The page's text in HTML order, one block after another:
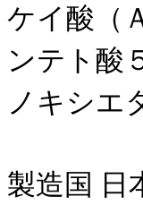
ケイ酸（
ンテト酸
ノキシエ
製造国 日